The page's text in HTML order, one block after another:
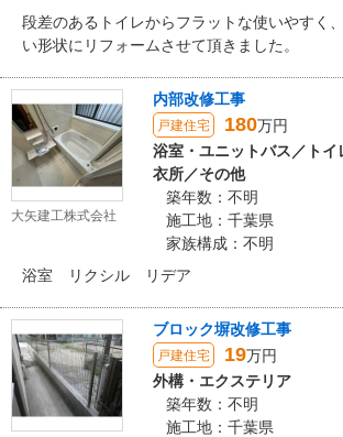
段差のあるトイレからフラットな使いやすく
い形状にリフォームさせて頂きました。
大矢建工株式会社
内部改修工事
戸建住宅 180万円
浴室・ユニットバス／トイ
衣所／その他
築年数：不明
施工地：千葉県
家族構成：不明
浴室 リクシル リデア
ブロック塀改修工事
戸建住宅 19万円
外構・エクステリア
築年数：不明
施工地：千葉県